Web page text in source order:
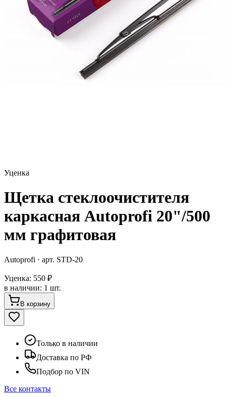
Уценка
Щетка стеклоочистителя
каркасная Autoprofi 20"/500
мм графитовая
Autoprofi · арт. STD-20
Уценка: 550 ₽
в наличии: 1 шт.
В корзину
Только в наличии
Доставка по РФ
Подбор по VIN
Все контакты